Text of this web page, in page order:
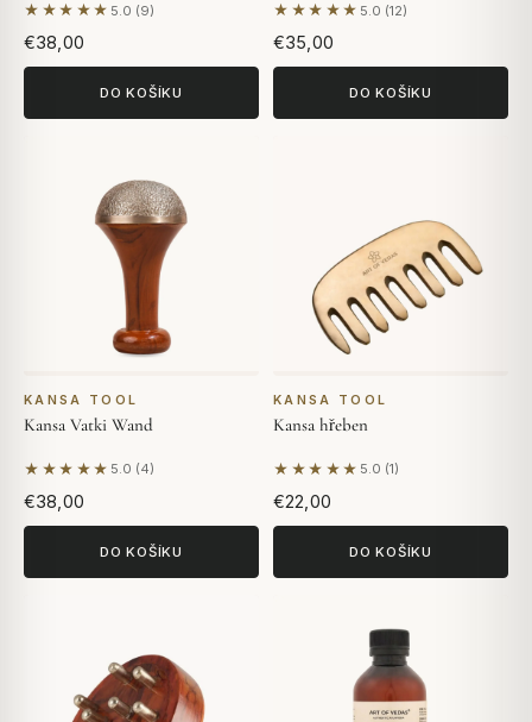
★★★★★ 5.0 (9)
Na základě 9 hodnocení
€38,00
DO KOŠÍKU
★★★★★ 5.0 (12)
Na základě 12 hodnocení
€35,00
DO KOŠÍKU
KANSA TOOL
Kansa Vatki Wand
★★★★★ 5.0 (4)
Na základě 4 hodnocení
€38,00
DO KOŠÍKU
KANSA TOOL
Kansa hřeben
★★★★★ 5.0 (1)
Na základě 1 hodnocení
€22,00
DO KOŠÍKU